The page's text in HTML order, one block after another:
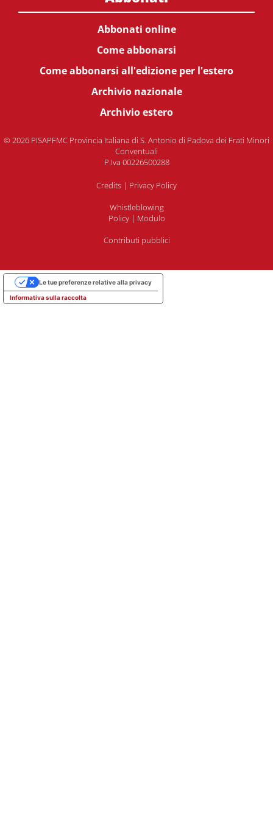
Abbonati online
Come abbonarsi
Come abbonarsi all'edizione per l'estero
Archivio nazionale
Archivio estero
© 2026 PISAPFMC Provincia Italiana di S. Antonio di Padova dei Frati Minori
Conventuali
P.Iva 00226500288
Credits | Privacy Policy
Whistleblowing
Policy| Modulo
Contributi pubblici
Informativa sulla raccolta
Le tue preferenze relative alla privacy